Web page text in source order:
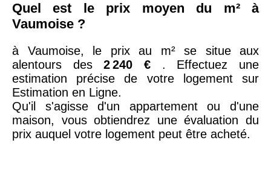
Quel est le prix moyen du m² à
Vaumoise ?
à Vaumoise, le prix au m² se situe aux
alentours des2 240 € . Effectuez une
estimation précise de votre logement sur
Estimation en Ligne.
Qu'il s'agisse d'un appartement ou d'une
maison, vous obtiendrez une évaluation du
prix auquel votre logement peut être acheté.